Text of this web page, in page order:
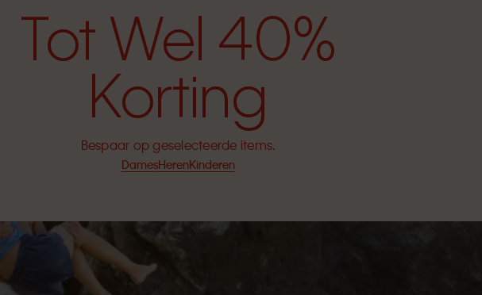
Tot Wel 40%
Korting
Bespaar op geselecteerde items.
DamesHerenKinderen